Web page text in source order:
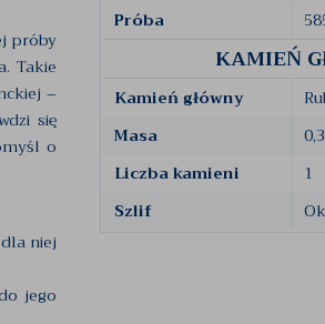
próby
Takie
–
się
o
niej
jego
Próba
KAMIEŃ
Kamień główny
Masa
Liczba kamieni
1
Szlif